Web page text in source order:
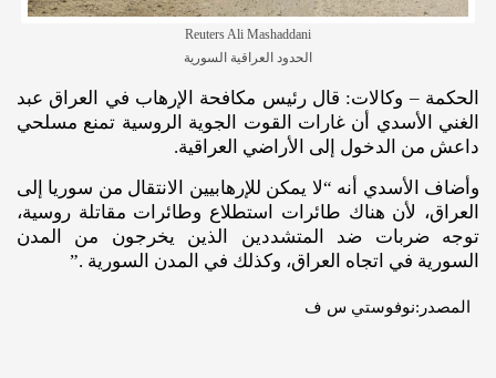
Reuters Ali Mashaddani
الحدود العراقية السورية
الحكمة – وكالات: قال رئيس مكافحة الإرهاب في العراق عبد
الغني الأسدي أن غارات القوت الجوية الروسية تمنع مسلحي
داعش من الدخول إلى الأراضي العراقية.
وأضاف الأسدي أنه “لا يمكن للإرهابيين الانتقال من سوريا إلى
العراق، لأن هناك طائرات استطلاع وطائرات مقاتلة روسية،
توجه ضربات ضد المتشددين الذين يخرجون من المدن
السورية في اتجاه العراق، وكذلك في المدن السورية .”
المصدر:نوفوستي س ف